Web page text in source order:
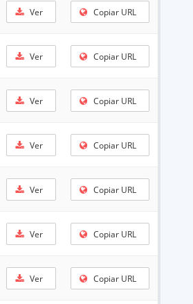
Ver Copiar URL
Ver Copiar URL
Ver Copiar URL
Ver Copiar URL
Ver Copiar URL
Ver Copiar URL
Ver Copiar URL